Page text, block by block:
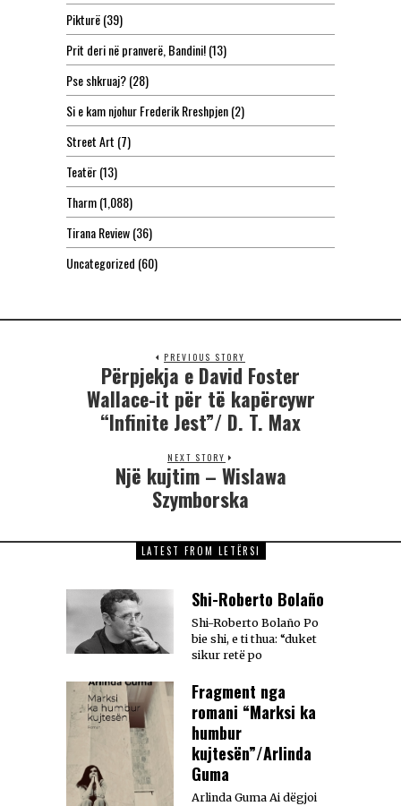
Pikturë(39)
Prit deri në pranverë, Bandini!(13)
Pse shkruaj?(28)
Si e kam njohur Frederik Rreshpjen(2)
Street Art (7)
Teatër(13)
Tharm(1,088)
Tirana Review(36)
Uncategorized (60)
PREVIOUS STORY
Përpjekja e David Foster
Wallace-it për të kapërcywr
“Infinite Jest”/ D. T. Max
NEXT STORY
Një kujtim – Wislawa
Szymborska
LATEST FROM LETËRSI
Shi-Roberto Bolaño
Shi-Roberto Bolaño Po
bie shi, e ti thua: “duket
sikur retë po
Fragment nga
romani “Marksi ka
humbur
kujtesën”/Arlinda
Guma
Arlinda Guma Ai dëgjoi